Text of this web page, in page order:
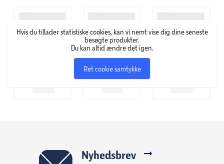
bevægelseskontroller og HD rumble 2 samt den nye C-
knap for nem GameChat-adgang og helt nye
Hvis du tillader statistiske cookies, kan vi nemt vise dig dine seneste
besøgte produkter.
Du kan altid ændre det igen.
Ret cookie samtykke
Nyhedsbrev